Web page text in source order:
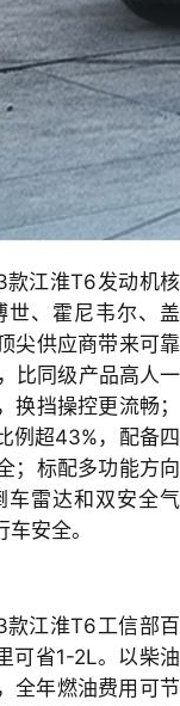
款江淮T6发动机核
世、霍尼韦尔、盖
尖供应商带来可靠
比同级产品高人一
挡操控更流畅；
例超43%，配备四
；标配多功能方向
车雷达和双安全气
安全。
江淮T6工信部百
可省1-2L。以柴油
全年燃油费用可节